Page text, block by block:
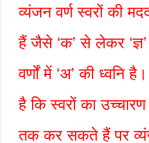
व्यंजन वर्ण स्वरों की
हैं जैसे ‘क’ से लेकर ‘ज्ञ’
वर्णों में ‘अ’ की ध्वनि
है कि स्वरों का
तक कर सकते हैं पर